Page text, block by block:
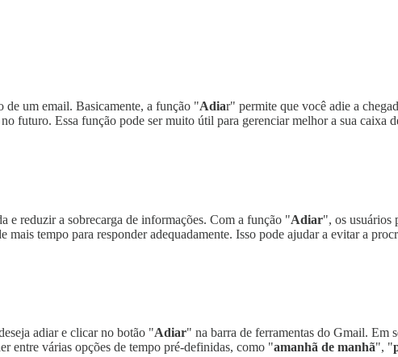
de um email. Basicamente, a função "Adiar" permite que você adie a
futuro. Essa função pode ser muito útil para gerenciar melhor a sua caixa
e reduzir a sobrecarga de informações. Com a função "Adiar", os usuários
tempo para responder adequadamente. Isso pode ajudar a evitar a
adiar e clicar no botão "Adiar" na barra de ferramentas do Gmail. Em
entre várias opções de tempo pré-definidas, como "amanhã de manhã", "